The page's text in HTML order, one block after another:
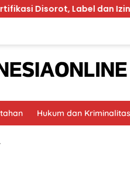
Label dan Izin Edar Jadi
Hukum dan Kriminalitas